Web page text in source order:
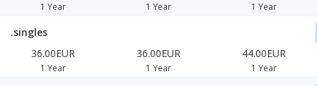
1 Year 1 Year 1 Year
.singles
36.00EUR
1 Year
36.00EUR
1 Year
44.00EUR
1 Year